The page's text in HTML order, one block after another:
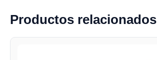
Productos relacionados